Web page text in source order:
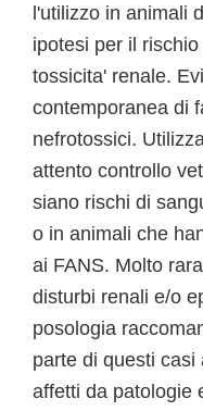
l'utilizzo in animali
ipotesi per il
tossicita' renale.
contemporanea di
nefrotossici.
attento controllo
siano rischi di
o in animali che
ai FANS. Molto
disturbi renali e/o
posologia
parte di questi casi
affetti da patologie